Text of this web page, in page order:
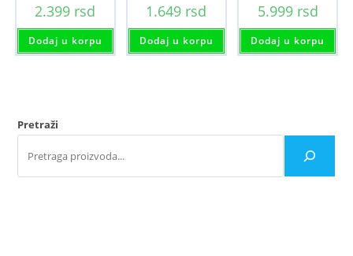
2.399 rsd
Dodaj u korpu
1.649 rsd
Dodaj u korpu
5.999 rsd
Dodaj u korpu
Pretraži